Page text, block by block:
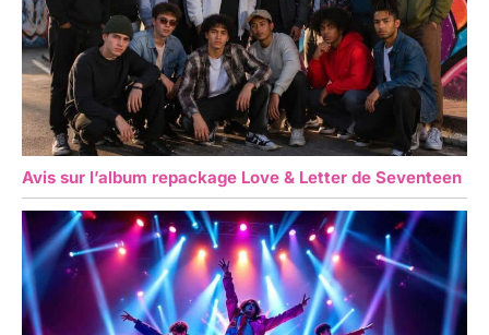
Avis sur l’album repackage Love & Letter de Seventeen